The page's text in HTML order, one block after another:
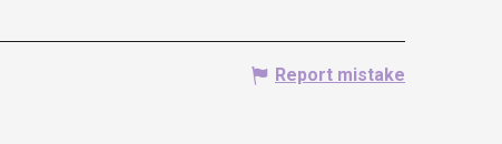
Report mistake